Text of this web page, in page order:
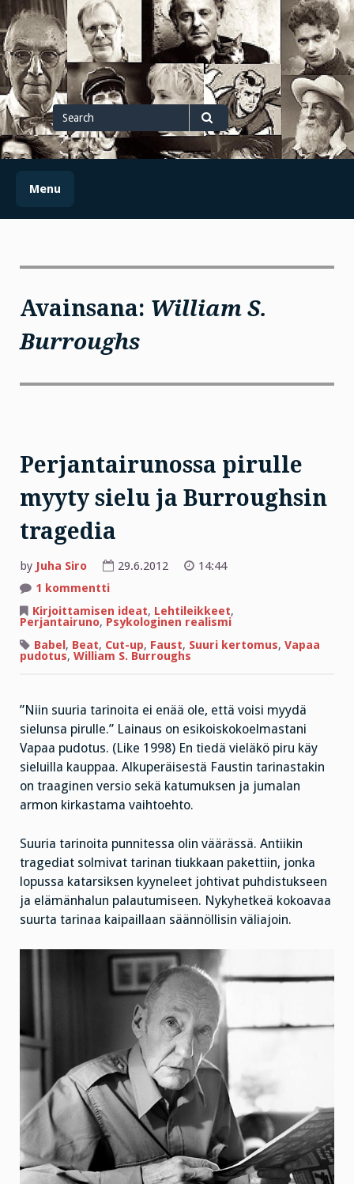
Skip
to
content
Search
for
Search
Menu
Avainsana: William S.
Burroughs
Perjantairunossa pirulle
myyty sielu ja Burroughsin
tragedia
by Juha Siro 29.6.2012
14:44
1 kommenttiartikkeliin
pirulle
myyty
sielu
ja
Burroughsin
Kirjoittamisen ideat, Lehtileikkeet,
Perjantairuno, Psykologinen realismi
Babel, Beat, Cut-up, Faust, Suuri kertomus, Vapaa
pudotus, William S. Burroughs
”Niin suuria tarinoita ei enää ole, että voisi myydä
sielunsa pirulle.” Lainaus on esikoiskokoelmastani
Vapaa pudotus. (Like 1998) En tiedä vieläkö piru käy
sieluilla kauppaa. Alkuperäisestä Faustin tarinastakin
on traaginen versio sekä katumuksen ja jumalan
armon kirkastama vaihtoehto.
Suuria tarinoita punnitessa olin väärässä. Antiikin
tragediat solmivat tarinan tiukkaan pakettiin, jonka
lopussa katarsiksen kyyneleet johtivat puhdistukseen
ja elämänhalun palautumiseen. Nykyhetkeä kokoavaa
suurta tarinaa kaipaillaan säännöllisin väliajoin.